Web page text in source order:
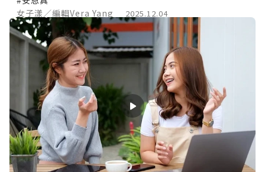
女子漾／編輯Vera Yang
2025.12.04